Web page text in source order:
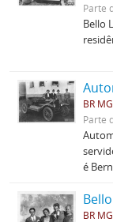
Parte
Bello
BR
Parte
é
BR